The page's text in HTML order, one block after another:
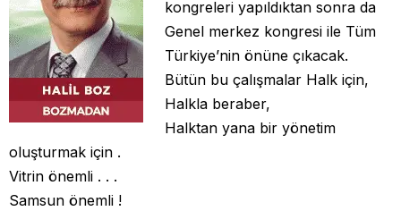
kongreleri yapıldıktan sonra da
Genel merkez kongresi ile Tüm
Türkiye’nin önüne çıkacak.
Bütün bu çalışmalar Halk için,
Halkla beraber,
Halktan yana bir yönetim
oluşturmak için .
Vitrin önemli . . .
Samsun önemli !